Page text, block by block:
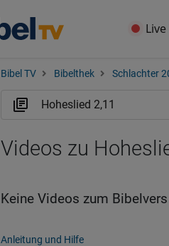
Live
Bibel TV Bibelthek Schlachter
Videos zu
Keine Videos zum
Anleitung und Hilfe